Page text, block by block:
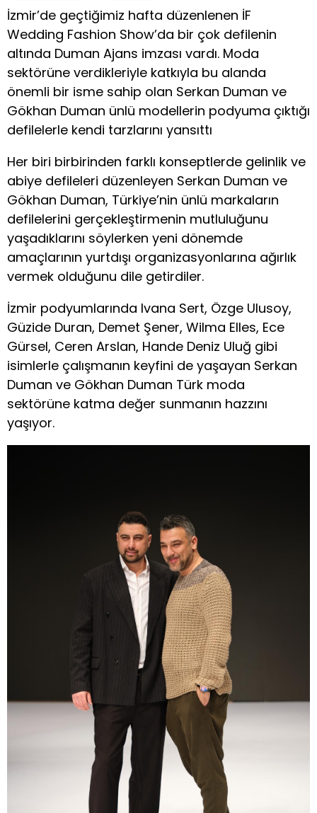
İzmir’de geçtiğimiz hafta düzenlenen İF
Wedding Fashion Show’da bir çok defilenin
altında Duman Ajans imzası vardı. Moda
sektörüne verdikleriyle katkıyla bu alanda
önemli bir isme sahip olan Serkan Duman ve
Gökhan Duman ünlü modellerin podyuma çıktığı
defilelerle kendi tarzlarını yansıttı
Her biri birbirinden farklı konseptlerde gelinlik ve
abiye defileleri düzenleyen Serkan Duman ve
Gökhan Duman, Türkiye’nin ünlü markaların
defilelerini gerçekleştirmenin mutluluğunu
yaşadıklarını söylerken yeni dönemde
amaçlarının yurtdışı organizasyonlarına ağırlık
vermek olduğunu dile getirdiler.
İzmir podyumlarında Ivana Sert, Özge Ulusoy,
Güzide Duran, Demet Şener, Wilma Elles, Ece
Gürsel, Ceren Arslan, Hande Deniz Uluğ gibi
isimlerle çalışmanın keyfini de yaşayan Serkan
Duman ve Gökhan Duman Türk moda
sektörüne katma değer sunmanın hazzını
yaşıyor.